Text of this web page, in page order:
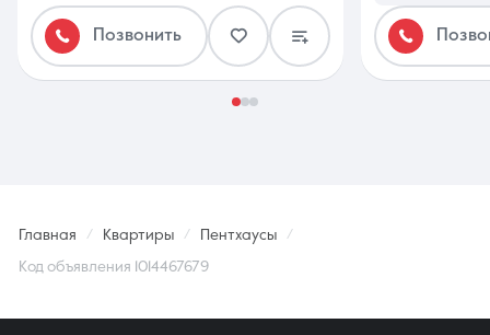
Позвонить
Главная Квартиры Пентхаусы
Код объявления 1014467679